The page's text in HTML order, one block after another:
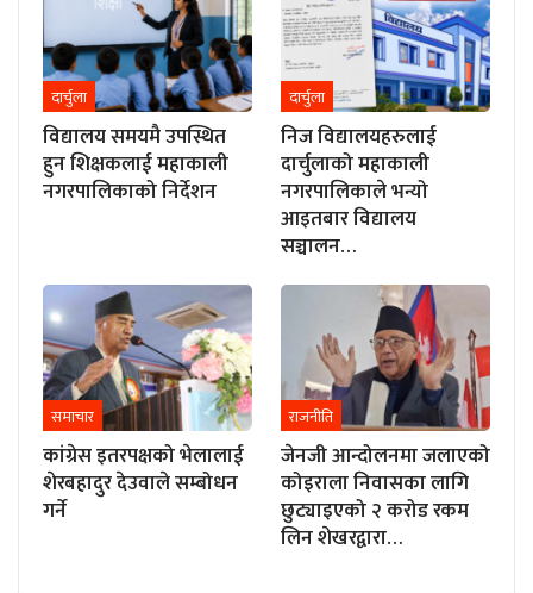
दार्चुला
विद्यालय समयमै उपस्थित
हुन शिक्षकलाई महाकाली
नगरपालिकाको निर्देशन
दार्चुला
निज विद्यालयहरुलाई
दार्चुलाको महाकाली
नगरपालिकाले भन्यो
आइतबार विद्यालय
सञ्चालन…
समाचार
कांग्रेस इतरपक्षको भेलालाई
शेरबहादुर देउवाले सम्बोधन
गर्ने
राजनीति
जेनजी आन्दोलनमा जलाएको
कोइराला निवासका लागि
छुट्याइएको २ करोड रकम
लिन शेखरद्वारा…